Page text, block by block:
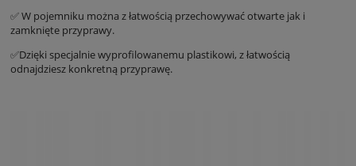
✅ W pojemniku można z łatwością przechowywać otwarte jak i
zamknięte przyprawy.
✅Dzięki specjalnie wyprofilowanemu plastikowi, z łatwością
odnajdziesz konkretną przyprawę.